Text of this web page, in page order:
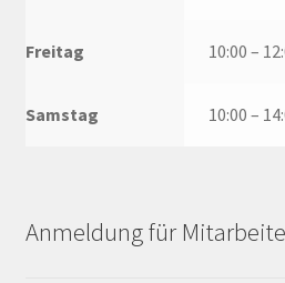
Freitag 10:00 –
Samstag 10:00 –
Anmeldung für